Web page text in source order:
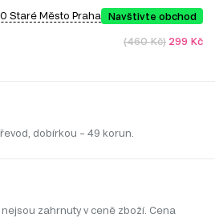
Staré Město Praha Navštivte obchod
(460 Kč) 299 Kč
dobírkou – 49 korun.
zahrnuty v ceně zboží. Cena